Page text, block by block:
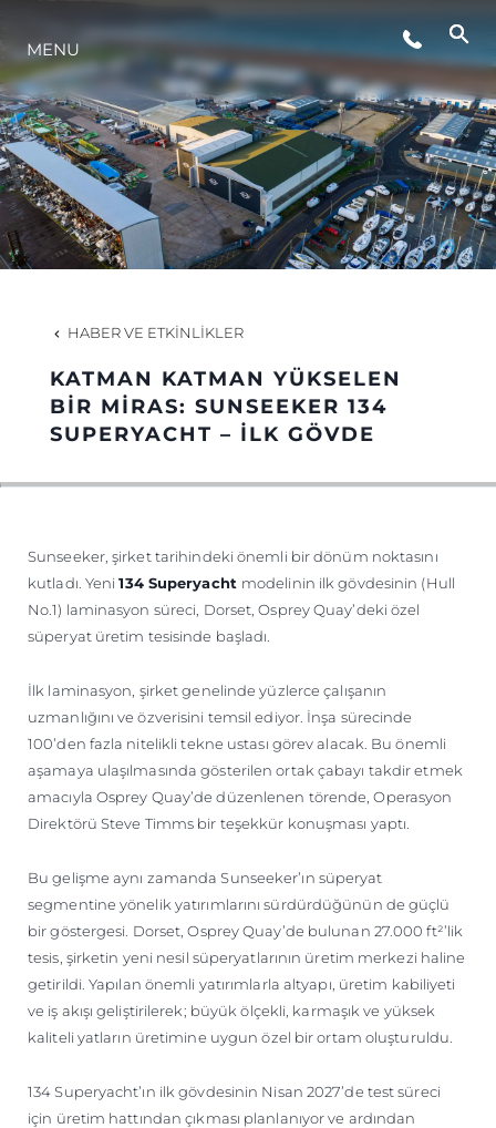
ETKINLIKLER
YAŞAM ŞEKLİ
YENILIK
ŞİRKET
EKIP
MİRAS
ÖĞRENIN
MENU
HABER VE ETKINLIKLER
KATMAN KATMAN YÜKSELEN
BIR MIRAS: SUNSEEKER 134
SUPERYACHT – İLK GÖVDE
Sunseeker, şirket tarihindeki önemli bir dönüm noktasını
kutladı. Yeni134 Superyacht modelinin ilk gövdesinin (Hull
No.1) laminasyon süreci, Dorset, Osprey Quay’deki özel
süperyat üretim tesisinde başladı.
İlk laminasyon, şirket genelinde yüzlerce çalışanın
uzmanlığını ve özverisini temsil ediyor. İnşa sürecinde
100’den fazla nitelikli tekne ustası görev alacak. Bu önemli
aşamaya ulaşılmasında gösterilen ortak çabayı takdir etmek
amacıyla Osprey Quay’de düzenlenen törende, Operasyon
Direktörü Steve Timms bir teşekkür konuşması yaptı.
Bu gelişme aynı zamanda Sunseeker’ın süperyat
segmentine yönelik yatırımlarını sürdürdüğünün de güçlü
bir göstergesi. Dorset, Osprey Quay’de bulunan 27.000 ft²’lik
tesis, şirketin yeni nesil süperyatlarının üretim merkezi haline
getirildi. Yapılan önemli yatırımlarla altyapı, üretim kabiliyeti
ve iş akışı geliştirilerek; büyük ölçekli, karmaşık ve yüksek
kaliteli yatların üretimine uygun özel bir ortam oluşturuldu.
134 Superyacht’ın ilk gövdesinin Nisan 2027’de test süreci
için üretim hattından çıkması planlanıyor ve ardından